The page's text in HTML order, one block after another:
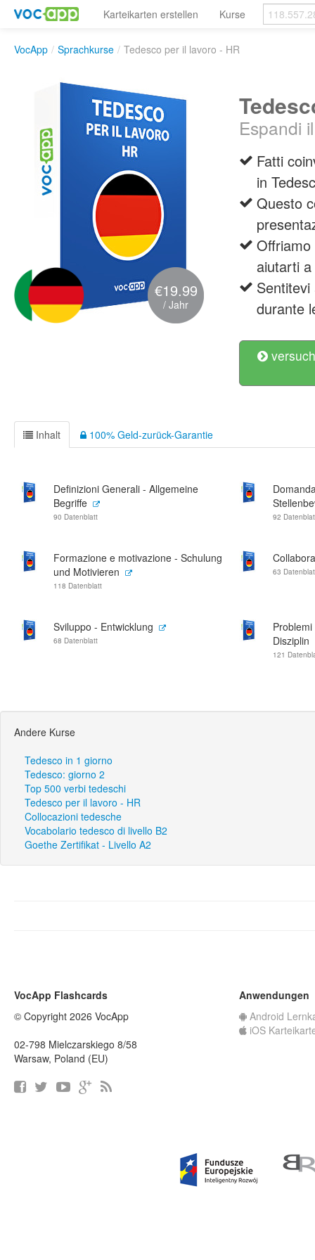
Karteikarten erstellen Kurse
VocApp / Sprachkurse / Tedesco per il lavoro - HR
€19.99
/ Jahr
Espandi
Fatti
in
Questo
aiutarti
durante
Inhalt 100% Geld-zurück-Garantie
Definizioni Generali - Allgemeine
Begriffe
90 Datenblatt 92
Formazione e motivazione - Schulung
und Motivieren
118 Datenblatt
63
Sviluppo - Entwicklung
68 Datenblatt
Disziplin
121
Andere Kurse
Tedesco in 1 giorno
Tedesco: giorno 2
Top 500 verbi tedeschi
Tedesco per il lavoro - HR
Collocazioni tedesche
Vocabolario tedesco di livello B2
Goethe Zertifikat - Livello A2
VocApp Flashcards
© Copyright 2026 VocApp
02-798 Mielczarskiego 8/58
Warsaw, Poland (EU)
Anwendungen
Android
iOS